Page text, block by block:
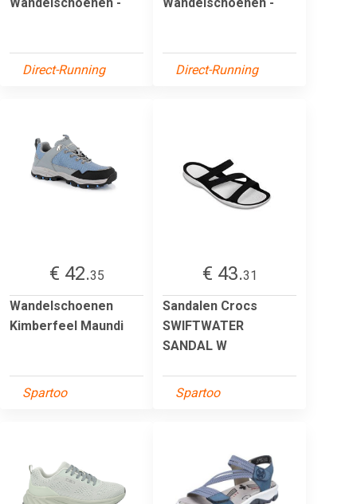
Direct-Running Direct-Running
€ 42.35
Wandelschoenen
Kimberfeel Maundi
Spartoo
€ 43.31
Sandalen Crocs
SWIFTWATER
SANDAL W
Spartoo